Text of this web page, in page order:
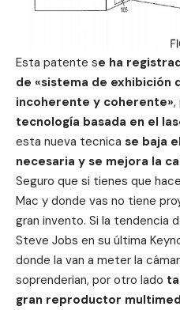
Esta patente se ha
de «sistema de exhibición
incoherente y coherente»,
tecnología basada en el
esta nueva tecnica se baja
necesaria y se mejora la
Seguro que si tienes que
Mac y donde vas no tiene
gran invento. Si la tendencia
Steve Jobs en su última
donde la van a meter la
soprenderian, por otro lado
gran reproductor